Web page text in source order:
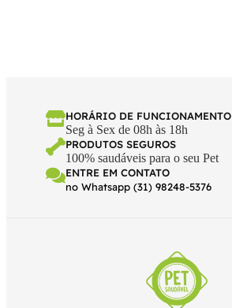
HORÁRIO DE FUNCIONAMENTO
Seg à Sex de 08h às 18h
PRODUTOS SEGUROS
100% saudáveis para o seu Pet
ENTRE EM CONTATO
no Whatsapp (31) 98248-5376